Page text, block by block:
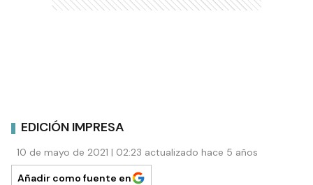
EDICIÓN IMPRESA
10 de mayo de 2021 | 02:23 actualizado hace 5 años
Añadir como fuente en